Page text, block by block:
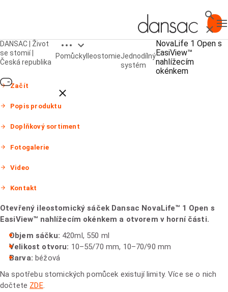
Hledat
Zavřít
DANSAC | Život
se stomií |
Česká republika
Open breadcrumbs
Close breadcrumbs
PomůckyIleostomieJednodílný
systém
NovaLife 1 Open s
EasiView™
nahlížecím
okénkem
NovaLife™ 1 Open
s EasiView™ nahlížecím okénkem
Začít
Popis produktu
Doplňkový sortiment
Fotogalerie
Video
Kontakt
Otevřený ileostomický sáček Dansac NovaLife™ 1 Open s
EasiView™ nahlížecím okénkem a otvorem v horní části.
Objem sáčku: 420ml, 550 ml
Velikost otvoru: 10–55/70 mm, 10–70/90 mm
Barva:béžová
Na spotřebu stomických pomůcek existují limity. Více se o nich
dočtete ZDE.